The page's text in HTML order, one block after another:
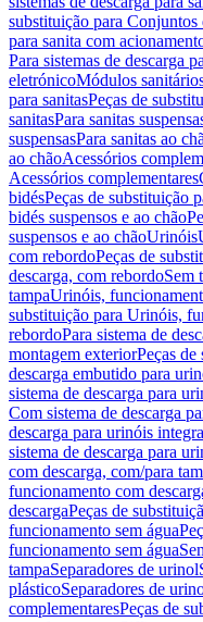
substituição para Conjuntos
para sanita com
Para sistemas de descarga
eletrónicoMódulos
para sanitasPeças de
sanitasPara sanitas
suspensasPara sanitas ao
ao chãoAcessórios
Acessórios complementares
bidésPeças de substituição
bidés suspensos e ao chão
suspensos e ao chãoUrinóis
com rebordoPeças de
descarga, com rebordoSem
tampaUrinóis,
substituição para Urinóis,
rebordoPara sistema de
montagem exteriorPeças de
descarga embutido para
sistema de descarga para
Com sistema de descarga
descarga para urinóis
sistema de descarga para
com descarga, com/para
funcionamento com
descargaPeças de
funcionamento sem água
funcionamento sem água
tampaSeparadores de urinol
plásticoSeparadores de
complementaresPeças de